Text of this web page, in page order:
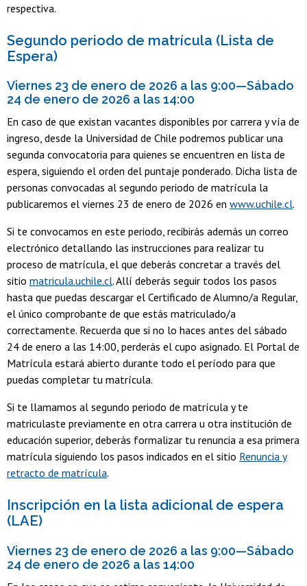
respectiva.
Segundo periodo de matrícula (Lista de
Espera)
Viernes 23 de enero de 2026 a las 9:00—Sábado
24 de enero de 2026 a las 14:00
En caso de que existan vacantes disponibles por carrera y vía de
ingreso, desde la Universidad de Chile podremos publicar una
segunda convocatoria para quienes se encuentren en lista de
espera, siguiendo el orden del puntaje ponderado. Dicha lista de
personas convocadas al segundo periodo de matrícula la
publicaremos el viernes 23 de enero de 2026 en www.uchile.cl.
Si te convocamos en este periodo, recibirás además un correo
electrónico detallando las instrucciones para realizar tu
proceso de matrícula, el que deberás concretar a través del
sitio matricula.uchile.cl. Allí deberás seguir todos los pasos
hasta que puedas descargar el Certificado de Alumno/a Regular,
el único comprobante de que estás matriculado/a
correctamente. Recuerda que si no lo haces antes del sábado
24 de enero a las 14:00, perderás el cupo asignado. El Portal de
Matrícula estará abierto durante todo el período para que
puedas completar tu matrícula.
Si te llamamos al segundo periodo de matrícula y te
matriculaste previamente en otra carrera u otra institución de
educación superior, deberás formalizar tu renuncia a esa primera
matrícula siguiendo los pasos indicados en el sitio Renuncia y
retracto de matrícula.
Inscripción en la lista adicional de espera
(LAE)
Viernes 23 de enero de 2026 a las 9:00—Sábado
24 de enero de 2026 a las 14:00